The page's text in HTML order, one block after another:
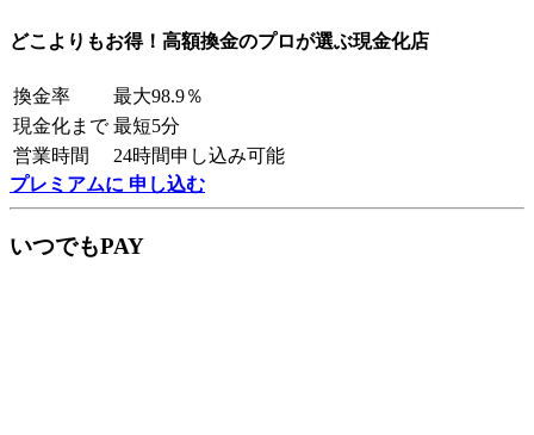
どこよりもお得！高額換金のプロが選ぶ現金化店
換金率
最大98.9％
現金化まで 最短5分
営業時間
24時間申し込み可能
プレミアムに 申し込む
いつでもPAY